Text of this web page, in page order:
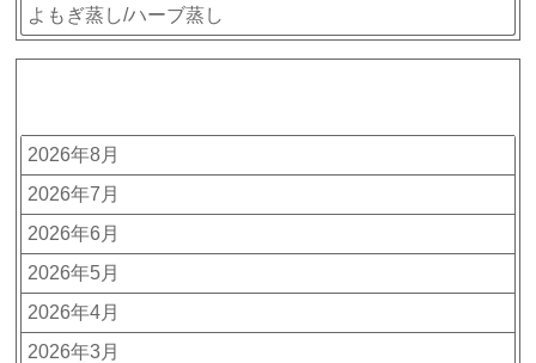
よもぎ蒸し/ハーブ蒸し
2026年8月
2026年7月
2026年6月
2026年5月
2026年4月
2026年3月